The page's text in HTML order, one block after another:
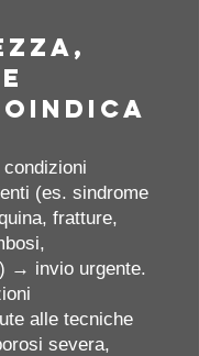
(es. sindrome
fratture,
→ invio urgente.
alle tecniche
severa,